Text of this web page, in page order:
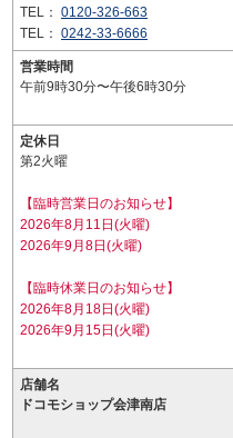
TEL： 0120-326-663
TEL： 0242-33-6666
営業時間
午前9時30分〜午後6時30分
定休日
第2火曜
【臨時営業日のお知らせ】
2026年8月11日(火曜)
2026年9月8日(火曜)
【臨時休業日のお知らせ】
2026年8月18日(火曜)
2026年9月15日(火曜)
店舗名
ドコモショップ会津南店